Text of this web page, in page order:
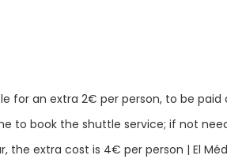
for an extra 2€ per person, to be paid
to book the shuttle service; if not
the extra cost is 4€ per person | El